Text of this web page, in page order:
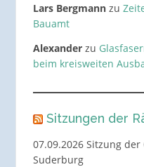
Lars Bergmannzu
Bauamt
Alexanderzu
beim kreisweiten
Sitzungen der
07.09.2026 Sitzung
Suderburg